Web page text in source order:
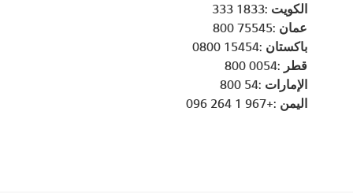
الكويت :1833 333
عمان :75545 800
باكستان :15454 0800
قطر :0054 800
الإمارات :54 800
اليمن :+967 1 264 096